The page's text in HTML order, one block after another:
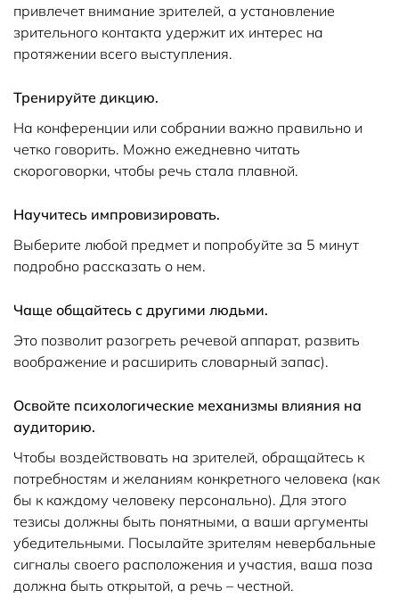
привлечет внимание зрителей, а установление
зрительного контакта удержит их интерес на
протяжении всего выступления.
Тренируйте дикцию.
На конференции или собрании важно правильно и
четко говорить. Можно ежедневно читать
скороговорки, чтобы речь стала плавной.
Научитесь импровизировать.
Выберите любой предмет и попробуйте за 5 минут
подробно рассказать о нем.
Чаще общайтесь с другими людьми.
Это позволит разогреть речевой аппарат, развить
воображение и расширить словарный запас).
Освойте психологические механизмы влияния на
аудиторию.
Чтобы воздействовать на зрителей, обращайтесь к
потребностям и желаниям конкретного человека (как
бы к каждому человеку персонально). Для этого
тезисы должны быть понятными, а ваши аргументы
убедительными. Посылайте зрителям невербальные
сигналы своего расположения и участия, ваша поза
должна быть открытой, а речь – честной.